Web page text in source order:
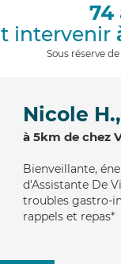
74
intervenir
Sous réserve
Nicole H.,
à 5km de chez
Bienveillante,
d'Assistante De
troubles gastro-
rappels et repas*